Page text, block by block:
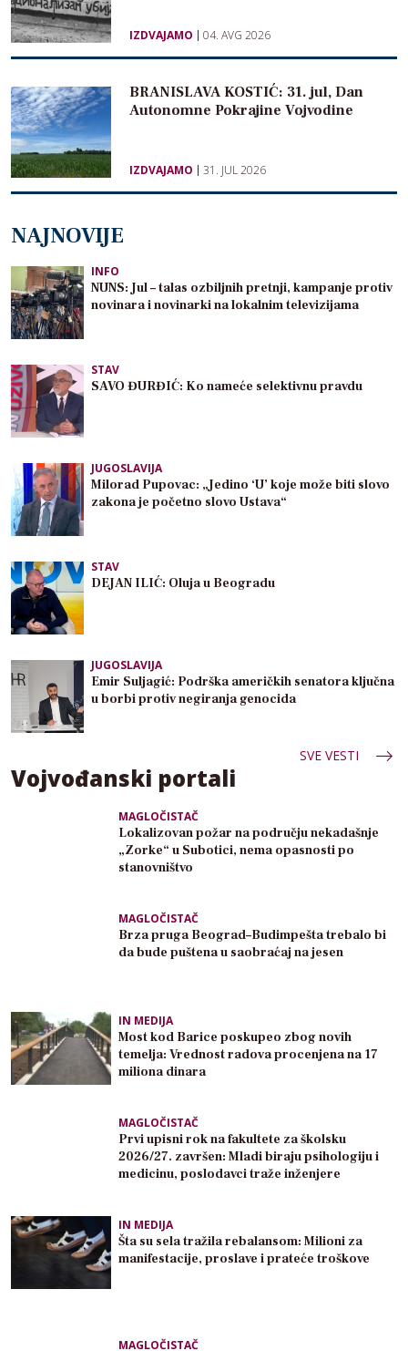
IZDVAJAMO 04. AVG 2026
BRANISLAVA KOSTIĆ: 31. jul, Dan
Autonomne Pokrajine Vojvodine
IZDVAJAMO 31. JUL 2026
NAJNOVIJE
INFO
NUNS: Jul – talas ozbiljnih pretnji, kampanje protiv
novinara i novinarki na lokalnim televizijama
STAV
SAVO ĐURĐIĆ: Ko nameće selektivnu pravdu
JUGOSLAVIJA
Milorad Pupovac: „Jedino ‘U’ koje može biti slovo
zakona je početno slovo Ustava“
STAV
DEJAN ILIĆ: Oluja u Beogradu
JUGOSLAVIJA
Emir Suljagić: Podrška američkih senatora ključna
u borbi protiv negiranja genocida
SVE VESTI
Vojvođanski portali
MAGLOČISTAČ
Lokalizovan požar na području nekadašnje
„Zorke“ u Subotici, nema opasnosti po
stanovništvo
MAGLOČISTAČ
Brza pruga Beograd–Budimpešta trebalo bi
da bude puštena u saobraćaj na jesen
IN MEDIJA
Most kod Barice poskupeo zbog novih
temelja: Vrednost radova procenjena na 17
miliona dinara
MAGLOČISTAČ
Prvi upisni rok na fakultete za školsku
2026/27. završen: Mladi biraju psihologiju i
medicinu, poslodavci traže inženjere
IN MEDIJA
Šta su sela tražila rebalansom: Milioni za
manifestacije, proslave i prateće troškove
MAGLOČISTAČ